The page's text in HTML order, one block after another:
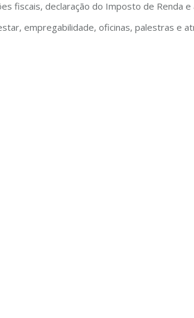
fiscais, declaração do Imposto de Renda
empregabilidade, oficinas, palestras e